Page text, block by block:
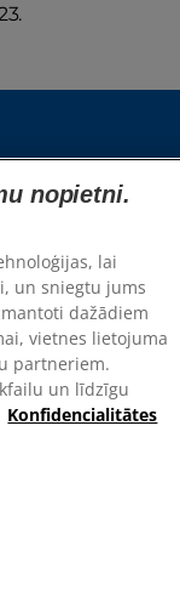
nopietni.
lai
un sniegtu jums
dažādiem
vietnes lietojuma
partneriem.
un līdzīgu
Konfidencialitātes